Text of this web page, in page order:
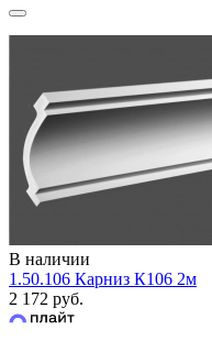
В наличии
1.50.106 Карниз К106 2м
2 172 руб.